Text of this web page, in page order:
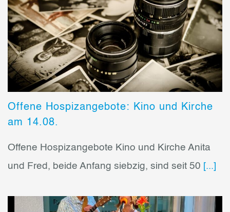
Offene Hospizangebote: Kino und Kirche
am 14.08.
Offene Hospizangebote Kino und Kirche Anita
und Fred, beide Anfang siebzig, sind seit 50 [...]